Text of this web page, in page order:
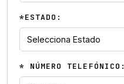
*ESTADO:
* NÚMERO TELEFÓNICO: